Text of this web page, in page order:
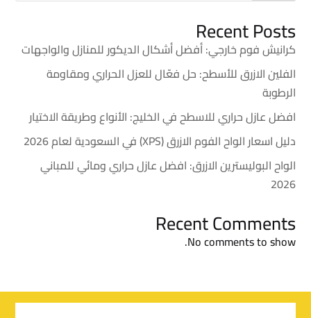
Recent Posts
كرانيش فوم خارجي: أفضل أشكال الديكور للمنازل والواجهات
الفلين الازرق للأسطح: حل فعّال للعزل الحراري ومقاومة
الرطوبة
افضل عازل حراري للاسطح في الخليج: الأنواع وطريقة الاختيار
دليل اسعار الواح الفوم الازرق (XPS) في السعودية لعام 2026
الواح البوليسترين الازرق: افضل عازل حراري ومائي للمباني
2026
Recent Comments
No comments to show.